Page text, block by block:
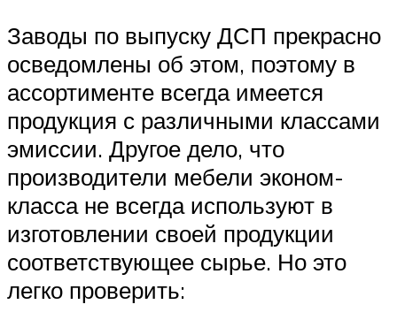
Заводы по выпуску ДСП прекрасно
осведомлены об этом, поэтому в
ассортименте всегда имеется
продукция с различными классами
эмиссии. Другое дело, что
производители мебели эконом-
класса не всегда используют в
изготовлении своей продукции
соответствующее сырье. Но это
легко проверить: